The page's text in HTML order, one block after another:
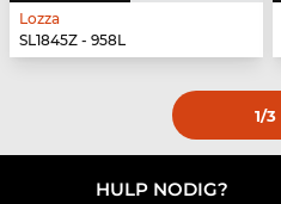
Lozza
SL1845Z - 958L
1/3
HULP NODIG?